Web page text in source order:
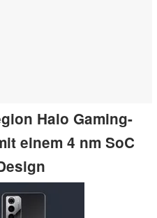
Halo Gaming-
einem 4 nm SoC